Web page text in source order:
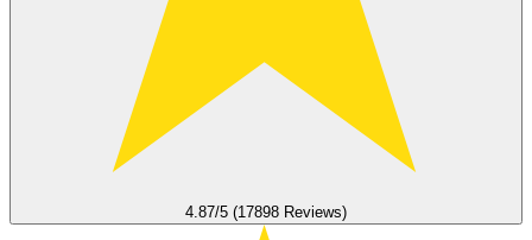
4.87/5 (17898 Reviews)